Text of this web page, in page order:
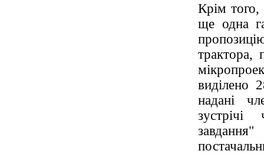
Крім того,
ще одна
трактора,
виділено
надані